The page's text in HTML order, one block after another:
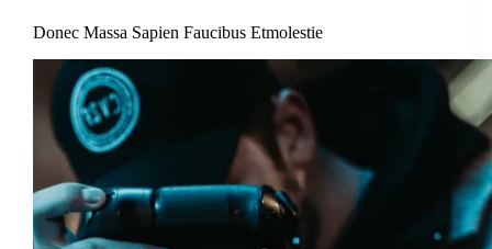
Donec Massa Sapien Faucibus Etmolestie